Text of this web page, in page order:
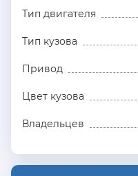
Тип двигателя
Тип кузова
Привод
Цвет кузова
Владельцев